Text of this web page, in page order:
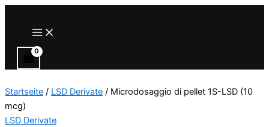
Main
Menu
Startseite / LSD Derivate / Microdosaggio di pellet 1S-LSD (10
mcg)
LSD Derivate